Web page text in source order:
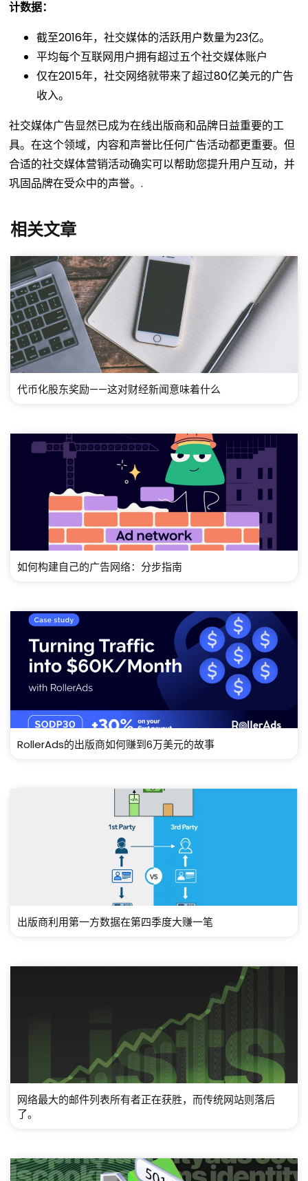
计数据：
截至2016年，社交媒体的活跃用户数量为23亿。
平均每个互联网用户拥有超过五个社交媒体账户
仅在2015年，社交网络就带来了超过80亿美元的广告
收入。
社交媒体广告显然已成为在线出版商和品牌日益重要的工
具。在这个领域，内容和声誉比任何广告活动都更重要。但
合适的社交媒体营销活动确实可以帮助您提升用户互动，并
巩固品牌在受众中的声誉。.
相关文章
代币化股东奖励——这对财经新闻意味着什么
如何构建自己的广告网络：分步指南
RollerAds的出版商如何赚到6万美元的故事
出版商利用第一方数据在第四季度大赚一笔
网络最大的邮件列表所有者正在获胜，而传统网站则落后
了。